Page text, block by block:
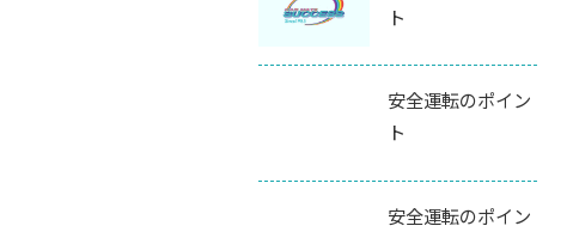
ト
安全運転のポイン
ト
安全運転のポイン